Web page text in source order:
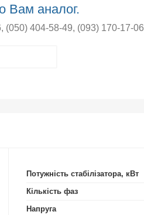
Вам аналог.
, (050) 404-58-49, (093) 170-17-06
Потужність стабілізатора, кВт
Кількість фаз
Напруга